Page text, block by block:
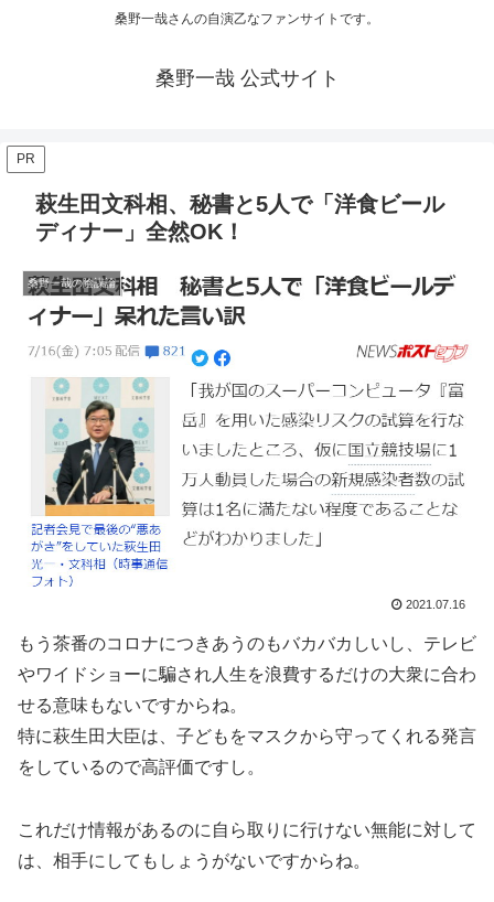
桑野一哉さんの自演乙なファンサイトです。
桑野一哉 公式サイト
PR
萩生田文科相、秘書と5人で「洋食ビール
ディナー」全然OK！
桑野一哉の陰謀論
2021.07.16
もう茶番のコロナにつきあうのもバカバカしいし、テレビ
やワイドショーに騙され人生を浪費するだけの大衆に合わ
せる意味もないですからね。
特に萩生田大臣は、子どもをマスクから守ってくれる発言
をしているので高評価ですし。
これだけ情報があるのに自ら取りに行けない無能に対して
は、相手にしてもしょうがないですからね。